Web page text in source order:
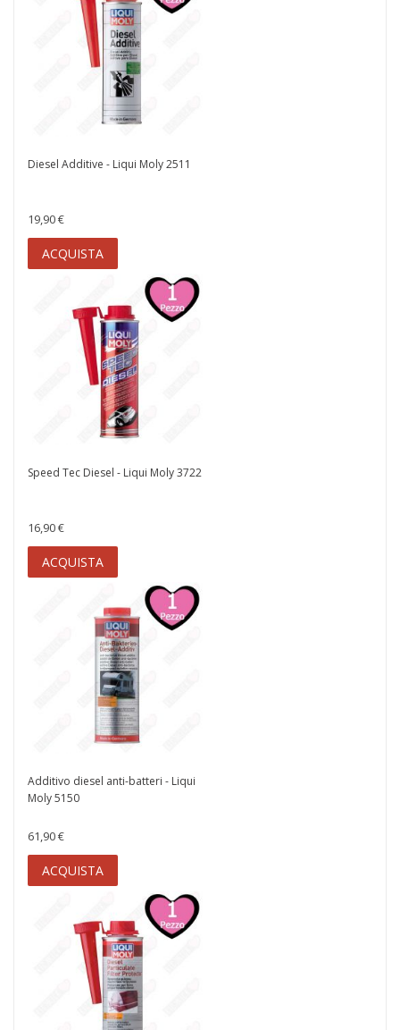
Diesel Additive - Liqui Moly 2511
19,90 €
ACQUISTA
Speed Tec Diesel - Liqui Moly 3722
16,90 €
ACQUISTA
Additivo diesel anti-batteri - Liqui
Moly 5150
61,90 €
ACQUISTA